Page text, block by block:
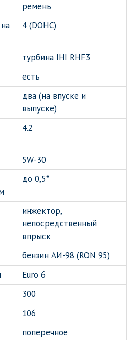
ремень
4 (DOHC)
турбина IHI RHF3
есть
два (на впуске и
выпуске)
4.2
5W-30
до 0,5*
инжектор,
непосредственный
впрыск
бензин АИ-98 (RON 95)
Euro 6
300
106
поперечное